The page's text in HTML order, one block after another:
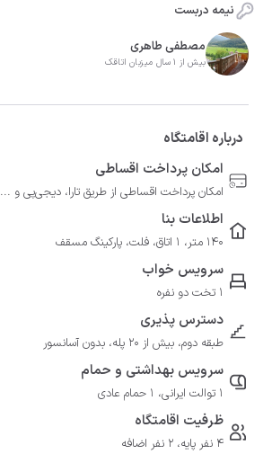
نیمه دربست
مصطفی طاهری
بیش از 1 سال میزبان اتاقک
درباره اقامتگاه
امکان پرداخت اقساطی
امکان پرداخت اقساطی از طریق تارا، دیجی‌پی و ...
اطلاعات بنا
140 متر، 1 اتاق، فلت، پارکینگ مسقف
سرویس خواب
1 تخت دو نفره
دسترس پذیری
طبقه دوم، بیش از 20 پله، بدون آسانسور
سرویس بهداشتی و حمام
1 توالت ایرانی، 1 حمام عادی
ظرفیت اقامتگاه
4 نفر پایه، 2 نفر اضافه